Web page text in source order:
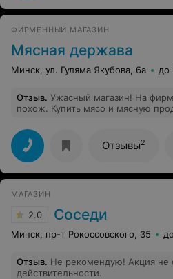
ФИРМЕННЫЙ МАГАЗИН
Мясная держава
Минск, ул. Гуляма Якубова, 6а до
Отзыв. Ужасный магазин! На
похож. Купить мясо и мясную
вида. Молочная продукция
требований. Поскольку
домой молоко или кефир с
годности, а продукт кислый.
молока 1.5 литра и опять продукт кислый! Большая
положено.
Отзывы2
МАГАЗИН
2.0 Соседи
Минск, пр-т Рокоссовского, 35
Отзыв. Не рекомендую! Акция не
действительности.